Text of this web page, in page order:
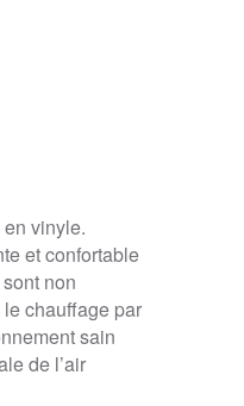
vinyle.
et confortable
non
chauffage par
sain
de l’air